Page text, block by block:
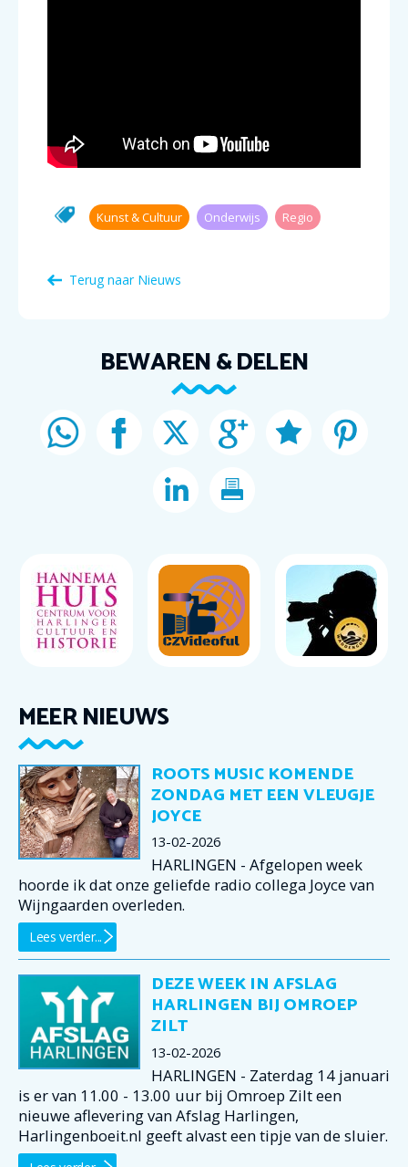
Kunst & Cultuur Onderwijs Regio
Terug naar Nieuws
BEWAREN & DELEN
MEER NIEUWS
ROOTS MUSIC KOMENDE
ZONDAG MET EEN VLEUGJE
JOYCE
13-02-2026
HARLINGEN - Afgelopen week
hoorde ik dat onze geliefde radio collega Joyce van
Wijngaarden overleden.
Lees verder...
DEZE WEEK IN AFSLAG
HARLINGEN BIJ OMROEP
ZILT
13-02-2026
HARLINGEN - Zaterdag 14 januari
is er van 11.00 - 13.00 uur bij Omroep Zilt een
nieuwe aflevering van Afslag Harlingen,
Harlingenboeit.nl geeft alvast een tipje van de sluier.